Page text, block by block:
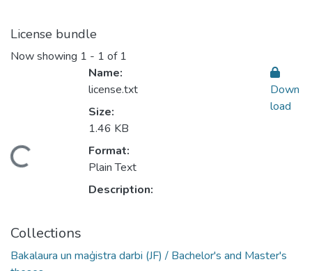
License bundle
Now showing 1 - 1 of 1
Name:
license.txt
Size:
1.46 KB
Format:
Plain Text
Description:
Down
load
Collections
Bakalaura un maģistra darbi (JF) / Bachelor's and Master's